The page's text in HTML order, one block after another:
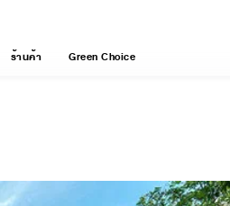
ร้านค้า Green Choice